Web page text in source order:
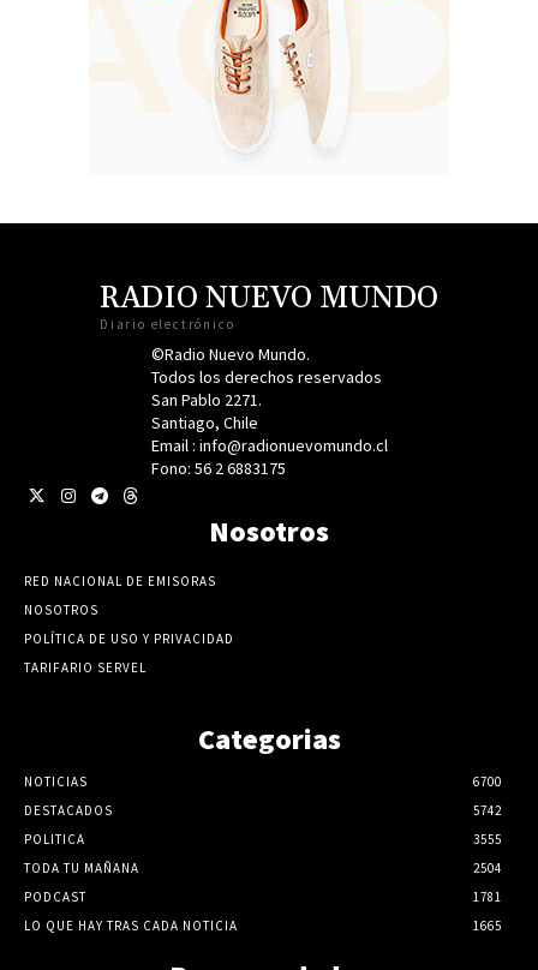
RADIO NUEVO MUNDO
Diario electrónico
©Radio Nuevo Mundo.
Todos los derechos reservados
San Pablo 2271.
Santiago, Chile
Email : info@radionuevomundo.cl
Fono: 56 2 6883175
Nosotros
RED NACIONAL DE EMISORAS
NOSOTROS
POLÍTICA DE USO Y PRIVACIDAD
TARIFARIO SERVEL
Categorias
NOTICIAS
6700
DESTACADOS
5742
POLITICA
3555
TODA TU MAÑANA
2504
PODCAST
1781
LO QUE HAY TRAS CADA NOTICIA
1665